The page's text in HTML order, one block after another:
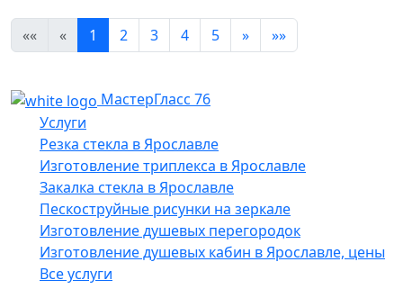
«« « 1 2 3 4 5 » »»
МастерГласс 76
Услуги
Резка стекла в Ярославле
Изготовление триплекса в Ярославле
Закалка стекла в Ярославле
Пескоструйные рисунки на зеркале
Изготовление душевых перегородок
Изготовление душевых кабин в Ярославле, цены
Все услуги